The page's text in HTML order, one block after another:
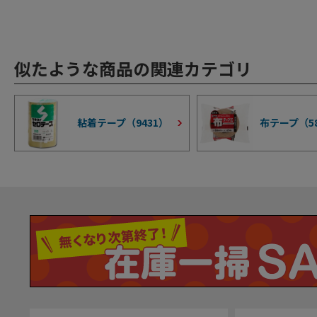
似たような商品の関連カテゴリ
粘着テープ（9431） 布テープ（